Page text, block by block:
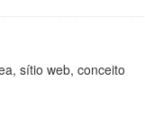
sítio web, conceito